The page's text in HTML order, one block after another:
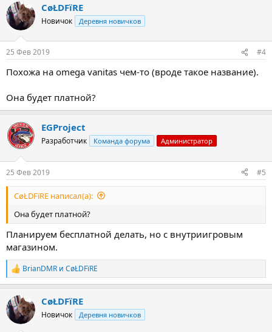
к
ц
и
CøŁDFïRE
Новичок Деревня новичков
25 Фев 2019 #4
Похожа на omega vanitas чем-то (вроде такое название).
Она будет платной?
EGProject
Разработчик Команда форума Администратор
25 Фев 2019 #5
CøŁDFïRE написал(а):
Она будет платной?
Планируем бесплатной делать, но с внутриигровым
магазином.
Р
е
к
ц
и
BrianDMR и CøŁDFïRE
CøŁDFïRE
Новичок Деревня новичков